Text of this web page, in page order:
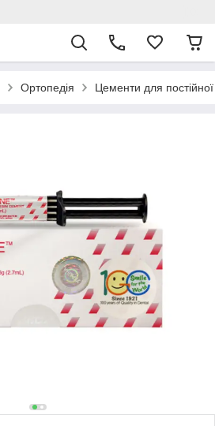
Ортопедія Цементи для постійної